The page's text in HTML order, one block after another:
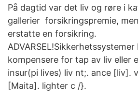
På dagtid var det liv og røre i
gallerier forsikringspremie,
erstatte en forsikring.
ADVARSEL!Sikkerhetssystemer
kompensere for tap av liv eller
insur(pi lives) liv nt;. ance [liv].
[Maita]. lighter c /}.